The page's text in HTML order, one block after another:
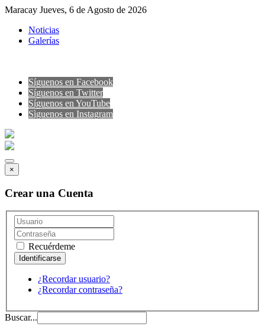
Maracay Jueves, 6 de Agosto de 2026
Noticias
Galerías
Síguenos en Facebook
Síguenos en Twitter
Síguenos en YouTube
Sìguenos en Instagram
×
Crear una Cuenta
Recuérdeme
¿Recordar usuario?
¿Recordar contraseña?
Buscar...